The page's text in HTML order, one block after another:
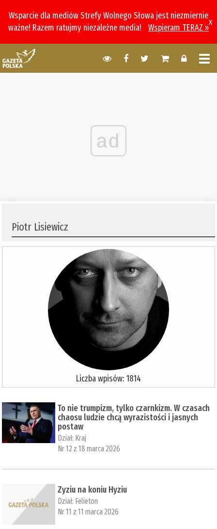
Wsparcie dla mediów Strefy Wolnego Słowa jest niezmiernie
ważne! Razem ratujmy niezależne media!
Wspieram TERAZ »
x
ad
Piotr Lisiewicz
Liczba wpisów: 1814
To nie trumpizm, tylko czarnkizm. W czasach
chaosu ludzie chcą wyrazistości i jasnych
postaw
Dział: Kraj
Nr 12 z 18 marca 2026
Zyziu na koniu Hyziu
Dział: Felieton
Nr 11 z 11 marca 2026